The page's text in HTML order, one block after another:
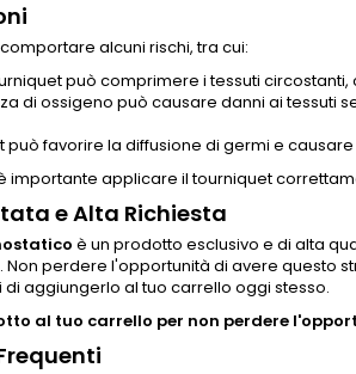
alcuni rischi, tra cui:
può comprimere i tessuti circostanti,
di ossigeno può causare danni ai tessuti
può favorire la diffusione di germi e
importante applicare il tourniquet
e Alta Richiesta
è un prodotto esclusivo e di alta
perdere l'opportunità di avere questo
aggiungerlo al tuo carrello oggi stesso.
al tuo carrello per non perdere